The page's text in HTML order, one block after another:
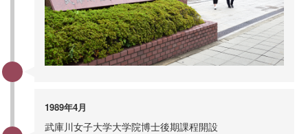
1989年4月
武庫川女子大学大学院博士後期課程開設